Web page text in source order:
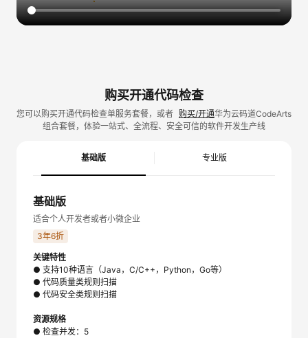
购买开通代码检查
您可以购买开通代码检查单服务套餐，或者 购买/开通华为云码道CodeArts
组合套餐，体验一站式、全流程、安全可信的软件开发生产线
基础版 专业版
基础版
适合个人开发者或者小微企业
3年6折
关键特性
● 支持10种语言（Java，C/C++，Python，Go等）
● 代码质量类规则扫描
● 代码安全类规则扫描
资源规格
● 检查并发：5